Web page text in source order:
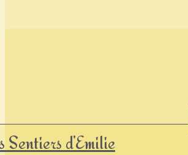
Sentiers d’Emilie